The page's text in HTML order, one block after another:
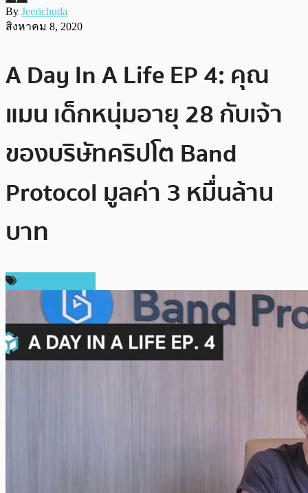
By Jeerichuda
สิงหาคม 8, 2020
A Day In A Life EP 4: คุณ
แมน เด็กหนุ่มอายุ 28 กับเจ้า
ของบริษัทคริปโต Band
Protocol มูลค่า 3 หมื่นล้าน
บาท